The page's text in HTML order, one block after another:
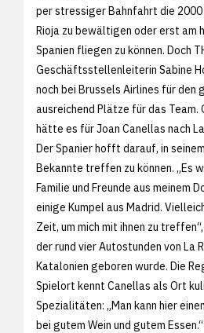
per stressiger Bahnfahrt die 2000
Rioja zu bewältigen oder erst am
Spanien fliegen zu können. Doch
Geschäftsstellenleiterin Sabine
noch bei Brussels Airlines für den
ausreichend Plätze für das Team.
hätte es für Joan Canellas nach
Der Spanier hofft darauf, in
Bekannte treffen zu können. „Es
Familie und Freunde aus meinem
einige Kumpel aus Madrid.
Zeit, um mich mit ihnen zu
der rund vier Autostunden von La
Katalonien geboren wurde. Die
Spielort kennt Canellas als Ort
Spezialitäten: „Man kann hier
bei gutem Wein und gutem